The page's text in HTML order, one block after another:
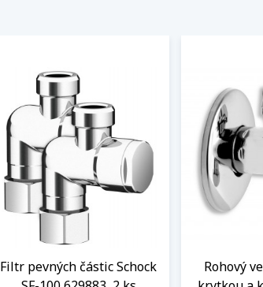
Filtr pevných částic Schock
Rohový